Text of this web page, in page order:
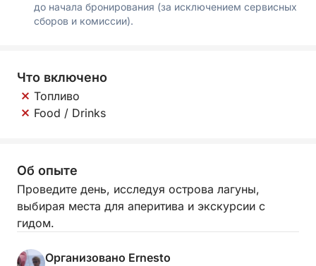
до начала бронирования (за исключением сервисных
сборов и комиссии).
Что включено
Топливо
Food / Drinks
Об опыте
Проведите день, исследуя острова лагуны,
выбирая места для аперитива и экскурсии с
гидом.
Организовано Ernesto